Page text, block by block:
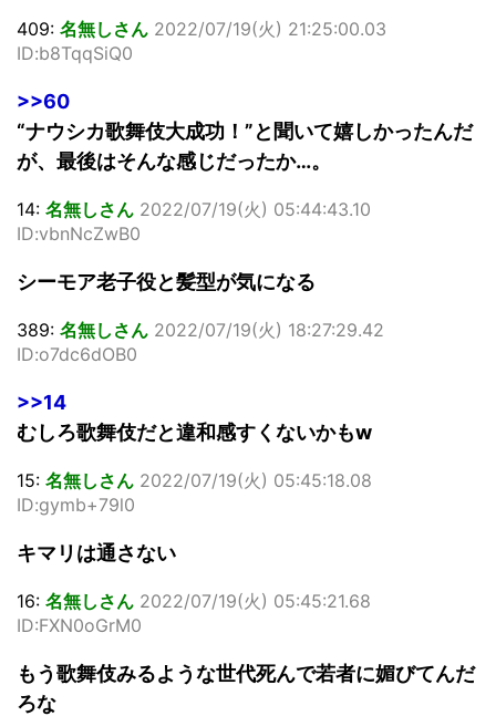
409: 名無しさん 2022/07/19(火) 21:25:00.03
ID:b8TqqSiQ0
>>60
“ナウシカ歌舞伎大成功！”と聞いて嬉しかったんだ
が、最後はそんな感じだったか…。
14: 名無しさん 2022/07/19(火) 05:44:43.10
ID:vbnNcZwB0
シーモア老子役と髪型が気になる
389: 名無しさん 2022/07/19(火) 18:27:29.42
ID:o7dc6dOB0
>>14
むしろ歌舞伎だと違和感すくないかもw
15: 名無しさん 2022/07/19(火) 05:45:18.08
ID:gymb+79l0
キマリは通さない
16: 名無しさん 2022/07/19(火) 05:45:21.68
ID:FXN0oGrM0
もう歌舞伎みるような世代死んで若者に媚びてんだ
ろな